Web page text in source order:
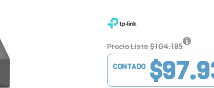
Precio Lista $104.185
CONTADO